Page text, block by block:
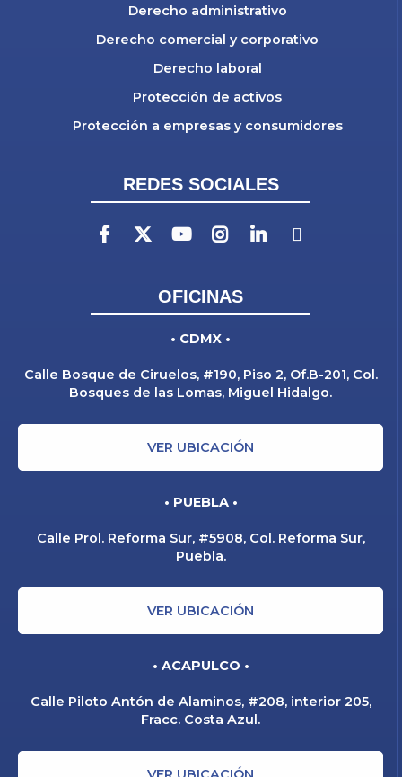
Derecho administrativo
Derecho comercial y corporativo
Derecho laboral
Protección de activos
Protección a empresas y consumidores
REDES SOCIALES
OFICINAS
• CDMX •
Calle Bosque de Ciruelos, #190, Piso 2, Of.B-201, Col.
Bosques de las Lomas, Miguel Hidalgo.
VER UBICACIÓN
• PUEBLA •
Calle Prol. Reforma Sur, #5908, Col. Reforma Sur,
Puebla.
VER UBICACIÓN
• ACAPULCO •
Calle Piloto Antón de Alaminos, #208, interior 205,
Fracc. Costa Azul.